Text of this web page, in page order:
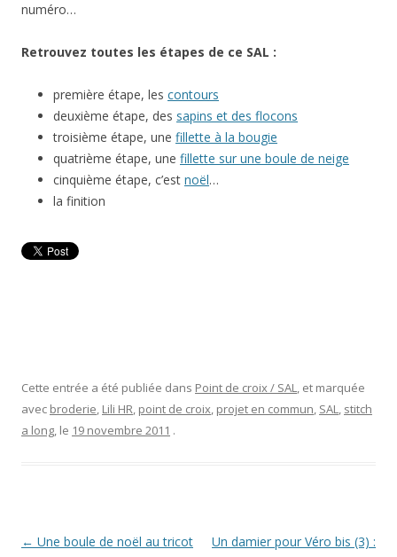
numéro…
Retrouvez toutes les étapes de ce SAL :
première étape, les contours
deuxième étape, des sapins et des flocons
troisième étape, une fillette à la bougie
quatrième étape, une fillette sur une boule de neige
cinquième étape, c’est noël…
la finition
Cette entrée a été publiée dans Point de croix / SAL, et marquée
avec broderie, Lili HR, point de croix, projet en commun, SAL, stitch
a long, le 19 novembre 2011 .
Navigation
← Une boule de noël au tricot
Un damier pour Véro bis (3) :